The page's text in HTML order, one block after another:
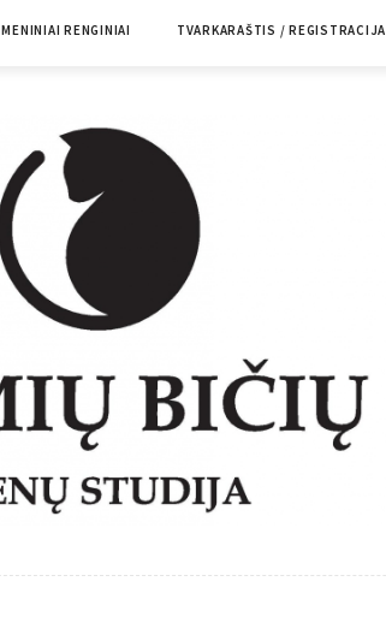
MENINIAI RENGINIAI TVARKARAŠTIS / REGISTRACIJA